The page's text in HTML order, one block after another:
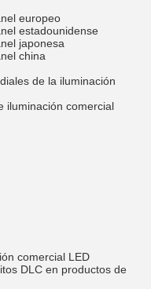
europeo
estadounidense
japonesa
china
de la iluminación
iluminación comercial
comercial LED
DLC en productos de